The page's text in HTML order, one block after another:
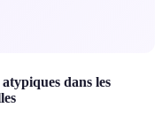
dans les